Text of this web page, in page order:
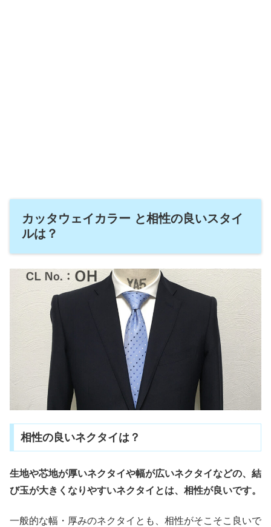
カッタウェイカラー と相性の良いスタイ
ルは？
相性の良いネクタイは？
生地や芯地が厚いネクタイや幅が広いネクタイなどの、結
び玉が大きくなりやすいネクタイとは、相性が良いです。
一般的な幅・厚みのネクタイとも、相性がそこそこ良いで